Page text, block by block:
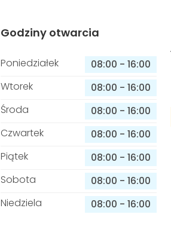
Godziny otwarcia
Poniedziałek 08:00 - 16:00
Wtorek
08:00 - 16:00
Środa
08:00 - 16:00
Czwartek
08:00 - 16:00
Piątek
08:00 - 16:00
Sobota
08:00 - 16:00
Niedziela
08:00 - 16:00